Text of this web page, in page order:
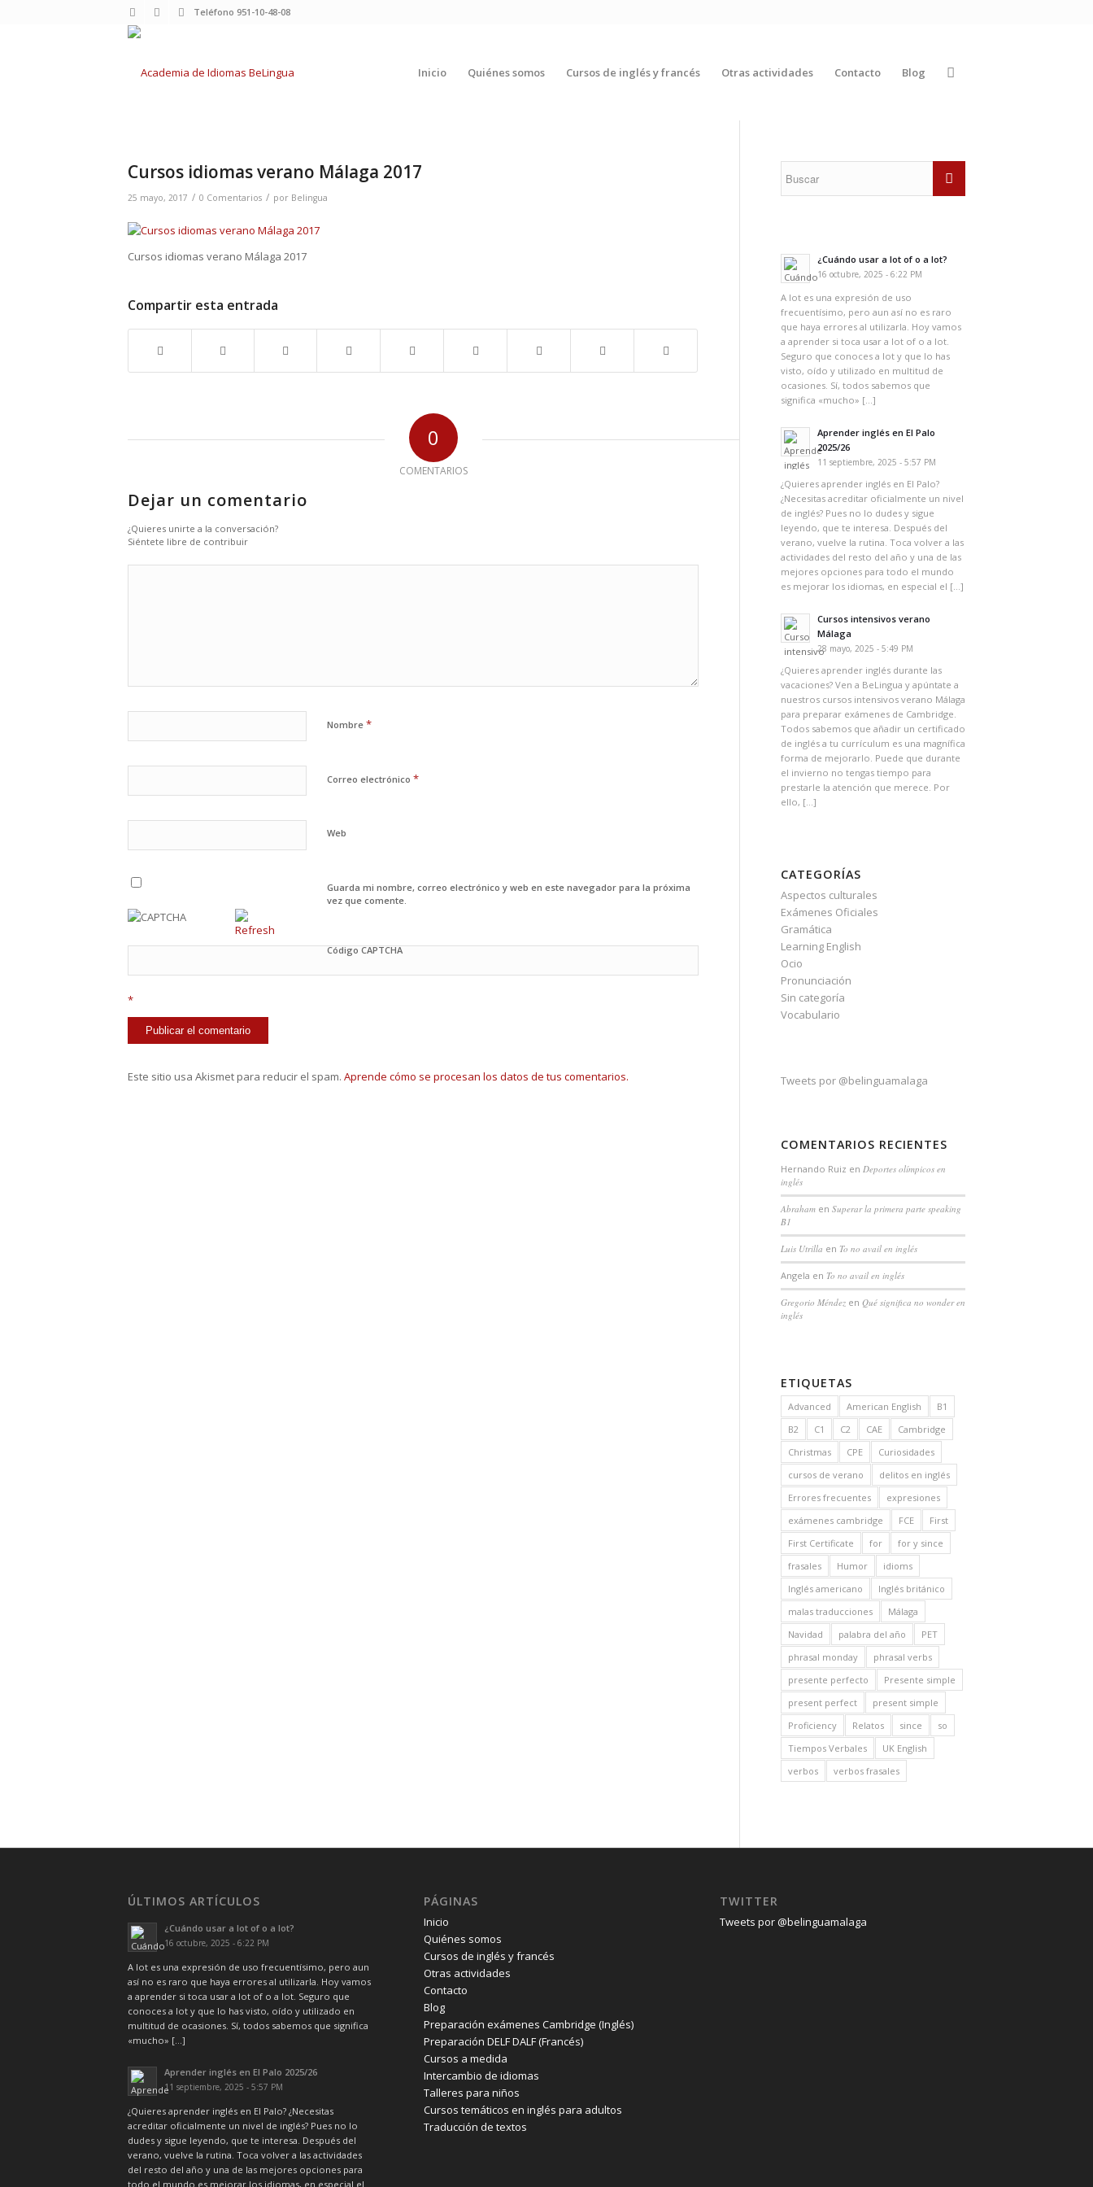
Teléfono 951-10-48-08
Inicio Quiénes somos Cursos de inglés y francés Otras actividades Contacto Blog
Cursos idiomas verano Málaga 2017
25 mayo, 2017 / 0 Comentarios / por Belingua
Cursos idiomas verano Málaga 2017
Compartir esta entrada
0
COMENTARIOS
Dejar un comentario
¿Quieres unirte a la conversación?
Siéntete libre de contribuir
Nombre *
Correo electrónico *
Web
Guarda mi nombre, correo electrónico y web en este navegador para la próxima
vez que comente.
Código CAPTCHA
*
Este sitio usa Akismet para reducir el spam. Aprende cómo se procesan los datos de tus comentarios.
¿Cuándo usar a lot of o a lot?
16 octubre, 2025 - 6:22 PM
A lot es una expresión de uso
frecuentísimo, pero aun así no es raro
que haya errores al utilizarla. Hoy vamos
a aprender si toca usar a lot of o a lot.
Seguro que conoces a lot y que lo has
visto, oído y utilizado en multitud de
ocasiones. Sí, todos sabemos que
significa «mucho» […]
Aprender inglés en El Palo
2025/26
11 septiembre, 2025 - 5:57 PM
¿Quieres aprender inglés en El Palo?
¿Necesitas acreditar oficialmente un nivel
de inglés? Pues no lo dudes y sigue
leyendo, que te interesa. Después del
verano, vuelve la rutina. Toca volver a las
actividades del resto del año y una de las
mejores opciones para todo el mundo
es mejorar los idiomas, en especial el […]
Cursos intensivos verano
Málaga
28 mayo, 2025 - 5:49 PM
¿Quieres aprender inglés durante las
vacaciones? Ven a BeLingua y apúntate a
nuestros cursos intensivos verano Málaga
para preparar exámenes de Cambridge.
Todos sabemos que añadir un certificado
de inglés a tu currículum es una magnífica
forma de mejorarlo. Puede que durante
el invierno no tengas tiempo para
prestarle la atención que merece. Por
ello, […]
CATEGORÍAS
Aspectos culturales
Exámenes Oficiales
Gramática
Learning English
Ocio
Pronunciación
Sin categoría
Vocabulario
Tweets por @belinguamalaga
COMENTARIOS RECIENTES
Hernando Ruiz en Deportes olímpicos en
inglés
Abrahamen Superar la primera parte speaking
B1
Luis Utrilla en To no avail en inglés
Angela en To no avail en inglés
Gregorio Méndezen Qué significa no wonder en
inglés
ETIQUETAS
Advanced American English
B1
B2
C1 C2 CAE
Cambridge
Christmas
CPE
Curiosidades
cursos de verano
delitos en inglés
Errores frecuentes
expresiones
exámenes cambridge
FCE
First
First Certificate
for
for y since
frasales
Humor
idioms
Inglés americano
Inglés británico
malas traducciones
Málaga
Navidad
palabra del año
PET
phrasal monday
phrasal verbs
presente perfecto
Presente simple
present perfect
present simple
Proficiency
Relatos since
so
Tiempos Verbales
UK English
verbos
verbos frasales
ÚLTIMOS ARTÍCULOS
¿Cuándo usar a lot of o a lot?
16 octubre, 2025 - 6:22 PM
A lot es una expresión de uso frecuentísimo, pero aun
así no es raro que haya errores al utilizarla. Hoy vamos
a aprender si toca usar a lot of o a lot. Seguro que
conoces a lot y que lo has visto, oído y utilizado en
multitud de ocasiones. Sí, todos sabemos que significa
«mucho» […]
Aprender inglés en El Palo 2025/26
11 septiembre, 2025 - 5:57 PM
¿Quieres aprender inglés en El Palo? ¿Necesitas
acreditar oficialmente un nivel de inglés? Pues no lo
dudes y sigue leyendo, que te interesa. Después del
verano, vuelve la rutina. Toca volver a las actividades
del resto del año y una de las mejores opciones para
todo el mundo es mejorar los idiomas, en especial el
PÁGINAS
Inicio
Quiénes somos
Cursos de inglés y francés
Otras actividades
Contacto
Blog
Preparación exámenes Cambridge (Inglés)
Preparación DELF DALF (Francés)
Cursos a medida
Intercambio de idiomas
Talleres para niños
Cursos temáticos en inglés para adultos
Traducción de textos
TWITTER
Tweets por @belinguamalaga